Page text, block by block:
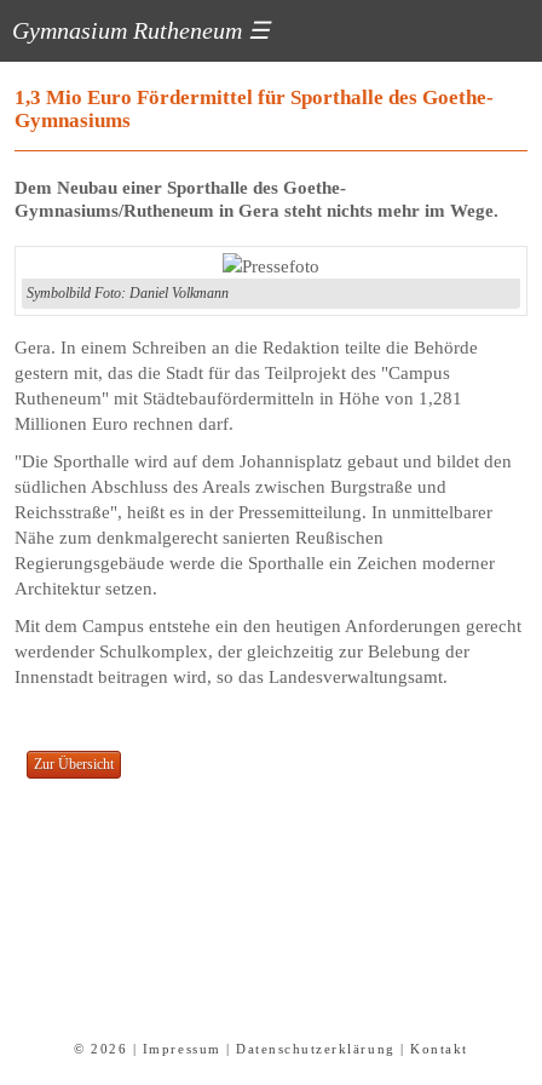
Gymnasium Rutheneum ☰
1,3 Mio Euro Fördermittel für Sporthalle des Goethe-
Gymnasiums
Dem Neubau einer Sporthalle des Goethe-
Gymnasiums/Rutheneum in Gera steht nichts mehr im Wege.
Symbolbild Foto: Daniel Volkmann
Gera. In einem Schreiben an die Redaktion teilte die Behörde
gestern mit, das die Stadt für das Teilprojekt des "Campus
Rutheneum" mit Städtebaufördermitteln in Höhe von 1,281
Millionen Euro rechnen darf.
"Die Sporthalle wird auf dem Johannisplatz gebaut und bildet den
südlichen Abschluss des Areals zwischen Burgstraße und
Reichsstraße", heißt es in der Pressemitteilung. In unmittel­barer
Nähe zum denkmal­gerecht sanierten Reußischen
Regierungsgebäude werde die Sporthalle ein Zeichen moderner
Architektur setzen.
Mit dem Campus entstehe ein den heutigen Anforderungen gerecht
werdender Schulkomplex, der gleichzeitig zur Belebung der
Innenstadt beitragen wird, so das Landesverwaltungsamt.
© 2026 | Impressum |Datenschutzerklärung |Kontakt